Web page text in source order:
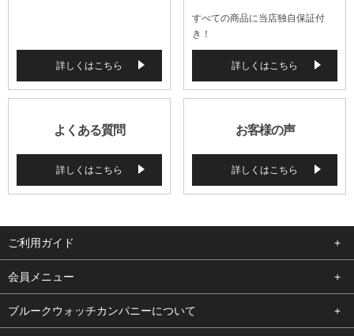
詳しくはこちら
すべての商品に当店独自保証付
き！
詳しくはこちら
よくある質問
詳しくはこちら
お客様の声
詳しくはこちら
ご利用ガイド
よくある質問
支払い・送料
会員メニュー
ログイン
ブルークウォッチカンパニーについて